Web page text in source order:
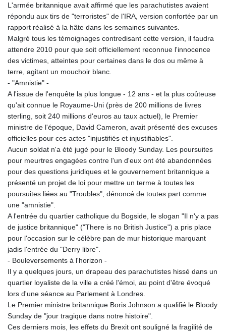
L'armée britannique avait affirmé que les parachutistes avaient
répondu aux tirs de "terroristes" de l'IRA, version confortée par un
rapport réalisé à la hâte dans les semaines suivantes.
Malgré tous les témoignages contredisant cette version, il faudra
attendre 2010 pour que soit officiellement reconnue l'innocence
des victimes, atteintes pour certaines dans le dos ou même à
terre, agitant un mouchoir blanc.
- "Amnistie" -
A l'issue de l'enquête la plus longue - 12 ans - et la plus coûteuse
qu'ait connue le Royaume-Uni (près de 200 millions de livres
sterling, soit 240 millions d'euros au taux actuel), le Premier
ministre de l'époque, David Cameron, avait présenté des excuses
officielles pour ces actes "injustifiés et injustifiables".
Aucun soldat n'a été jugé pour le Bloody Sunday. Les poursuites
pour meurtres engagées contre l'un d'eux ont été abandonnées
pour des questions juridiques et le gouvernement britannique a
présenté un projet de loi pour mettre un terme à toutes les
poursuites liées au "Troubles", dénoncé de toutes part comme
une "amnistie".
A l'entrée du quartier catholique du Bogside, le slogan "Il n'y a pas
de justice britannique" ("There is no British Justice") a pris place
pour l'occasion sur le célèbre pan de mur historique marquant
jadis l'entrée du "Derry libre".
- Bouleversements à l'horizon -
Il y a quelques jours, un drapeau des parachutistes hissé dans un
quartier loyaliste de la ville a créé l'émoi, au point d'être évoqué
lors d'une séance au Parlement à Londres.
Le Premier ministre britannique Boris Johnson a qualifié le Bloody
Sunday de "jour tragique dans notre histoire".
Ces derniers mois, les effets du Brexit ont souligné la fragilité de